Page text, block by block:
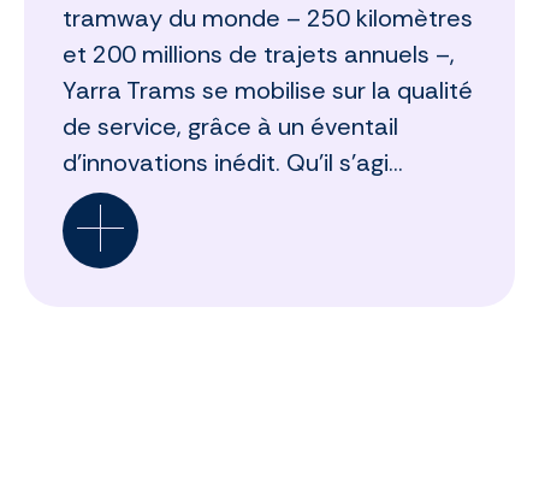
tramway du monde – 250 kilomètres
et 200 millions de trajets annuels –,
Yarra Trams se mobilise sur la qualité
de service, grâce à un éventail
d’innovations inédit. Qu’il s’agi...